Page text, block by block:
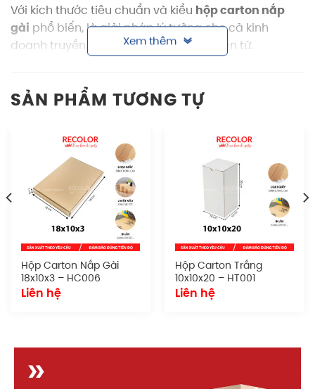
Với kích thước tiêu chuẩn và kiểu hộp carton nắp
gài phổ biến, là giải pháp lý tưởng cho cả kinh
doanh truyền thống lẫn thương mại điện tử.
cây in flexo
đích khác nhau, từ đóng gói hàng tiêu dùng đến sản
phẩm cần bảo quản thẩm mỹ.
Thiết kế tối giản nhưng chắc chắn, khả năng in ấn
tùy chỉnh, dễ dàng xếp chồng hoặc lưu trữ là những
yếu tố giúp mẫu hộp này được ưa chuộng.
Đặc điểm
Chất liệu giấy:
Carton kraft nâu
Số lớp:
Kích thước:Sản xuất theo yêu cầu
Kiểu dáng:
Xem thêm
SẢN PHẨM TƯƠNG TỰ
Hộp Carton Nắp Gài
18x10x3 – HC006
Liên hệ
Hộp Carton Trắng
10x10x20 – HT001
Liên hệ